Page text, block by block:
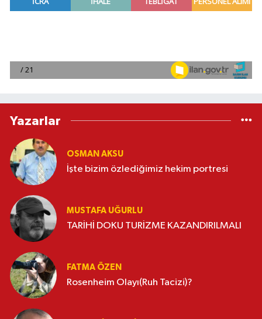
Yazarlar
OSMAN AKSU
İşte bizim özlediğimiz hekim portresi
MUSTAFA UĞURLU
TARİHİ DOKU TURİZME KAZANDIRILMALI
FATMA ÖZEN
Rosenheim Olayı(Ruh Tacizi)?